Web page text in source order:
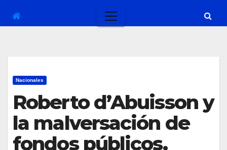
Nacionales
Roberto d’Abuisson y
la malversación de
fondos públicos.